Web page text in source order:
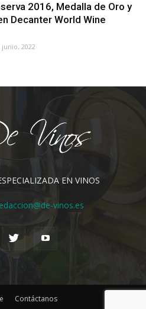
2016, Medalla de Oro y
Decanter World Wine
junio, 2022
EN VINOS
vinos.es
Contáctanos